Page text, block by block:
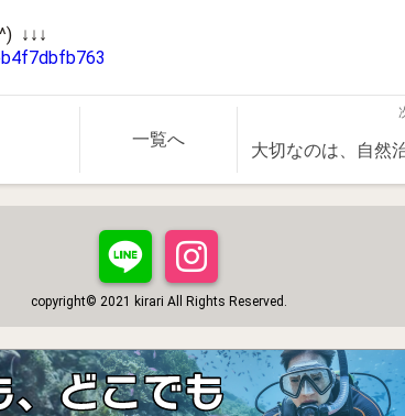
↓↓↓
一覧へ
大切なのは、自然
copyright© 2021 kirari All Rights Reserved.